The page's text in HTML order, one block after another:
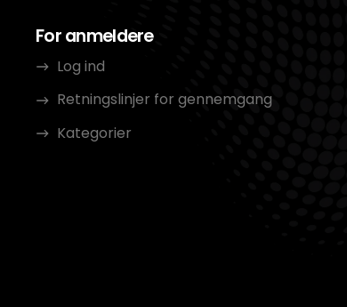
For anmeldere
Log ind
Retningslinjer for gennemgang
Kategorier